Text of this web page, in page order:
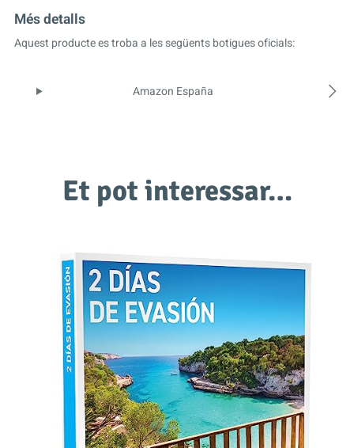
Més detalls
Aquest producte es troba a les següents botigues oficials:
Amazon España
Et pot interessar…